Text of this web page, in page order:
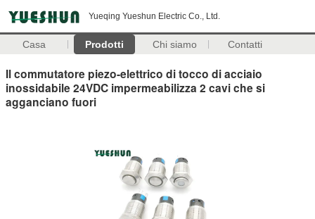
Yueqing Yueshun Electric Co., Ltd.
Casa Prodotti Chi siamo Contatti
Il commutatore piezo-elettrico di tocco di acciaio
inossidabile 24VDC impermeabilizza 2 cavi che si
agganciano fuori